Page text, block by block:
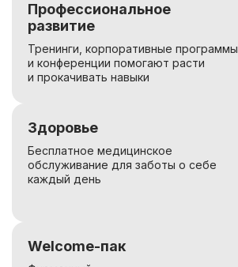
Профессиональное
развитие
Тренинги, корпоративные программы
и конференции помогают расти
и прокачивать навыки
Здоровье
Бесплатное медицинское
обслуживание для заботы о себе
каждый день
Welcome-пак